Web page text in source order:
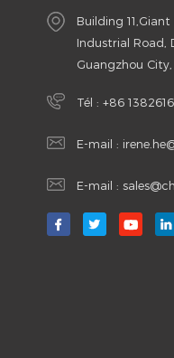
Building
Industrial Road,
Guangzhou
Tél : +86
E-mail :
E-mail :